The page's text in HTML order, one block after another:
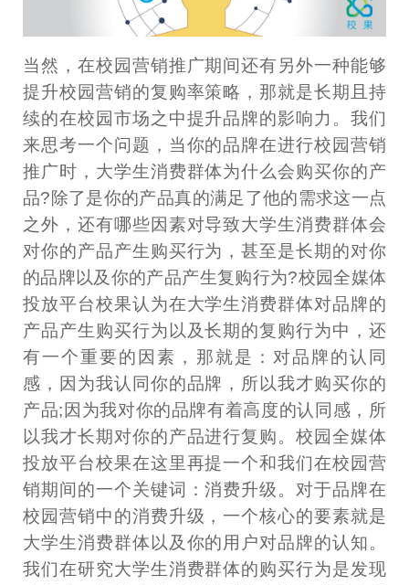
当然，在校园营销推广期间还有另外一种能够
提升校园营销的复购率策略，那就是长期且持
续的在校园市场之中提升品牌的影响力。我们
来思考一个问题，当你的品牌在进行校园营销
推广时，大学生消费群体为什么会购买你的产
品?除了是你的产品真的满足了他的需求这一点
之外，还有哪些因素对导致大学生消费群体会
对你的产品产生购买行为，甚至是长期的对你
的品牌以及你的产品产生复购行为?校园全媒体
投放平台校果认为在大学生消费群体对品牌的
产品产生购买行为以及长期的复购行为中，还
有一个重要的因素，那就是：对品牌的认同
感，因为我认同你的品牌，所以我才购买你的
产品;因为我对你的品牌有着高度的认同感，所
以我才长期对你的产品进行复购。校园全媒体
投放平台校果在这里再提一个和我们在校园营
销期间的一个关键词：消费升级。对于品牌在
校园营销中的消费升级，一个核心的要素就是
大学生消费群体以及你的用户对品牌的认知。
我们在研究大学生消费群体的购买行为是发现